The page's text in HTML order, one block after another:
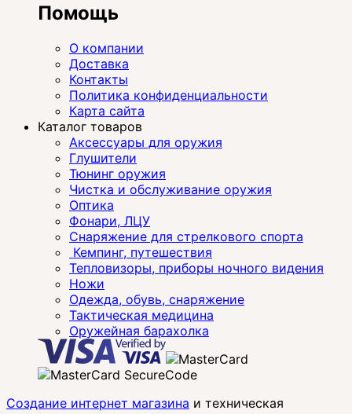
Помощь
О компании
Доставка
Контакты
Политика конфиденциальности
Карта сайта
Каталог товаров
Аксессуары для оружия
Глушители
Тюнинг оружия
Чистка и обслуживание оружия
Оптика
Фонари, ЛЦУ
Снаряжение для стрелкового спорта
Кемпинг, путешествия
Тепловизоры, приборы ночного видения
Ножи
Одежда, обувь, снаряжение
Тактическая медицина
Оружейная барахолка
Создание интернет магазина и техническая